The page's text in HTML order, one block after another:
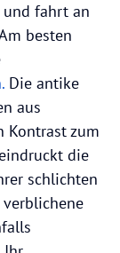
fahrt an
besten
Die antike
aus
Kontrast zum
die
schlichten
verblichene